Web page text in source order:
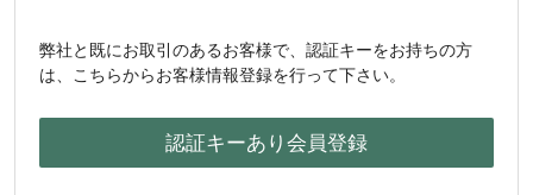
弊社と既にお取引のあるお客様で、認証キーをお持ちの方
は、こちらからお客様情報登録を行って下さい。